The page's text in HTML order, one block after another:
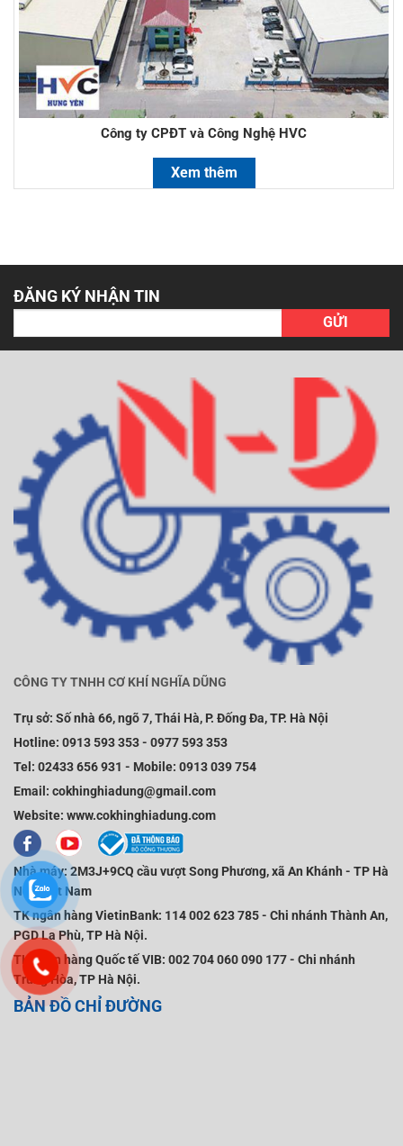
Công ty CPĐT và Công Nghệ HVC
Xem thêm
ĐĂNG KÝ NHẬN TIN
CÔNG TY TNHH CƠ KHÍ NGHĨA DŨNG
Trụ sở: Số nhà 66, ngõ 7, Thái Hà, P. Đống Đa, TP. Hà Nội
Hotline: 0913 593 353- 0977 593 353
Tel: 02433 656 931 - Mobile: 0913 039 754
Email: cokhinghiadung@gmail.com
Website: www.cokhinghiadung.com
Nhà máy: 2M3J+9CQ cầu vượt Song Phương, xã An Khánh - TP Hà
Nội, Việt Nam
TK ngân hàng VietinBank: 114 002 623 785 - Chi nhánh Thành An,
PGD La Phù, TP Hà Nội.
TK ngân hàng Quốc tế VIB: 002 704 060 090 177 - Chi nhánh
Trung Hòa, TP Hà Nội.
BẢN ĐỒ CHỈ ĐƯỜNG